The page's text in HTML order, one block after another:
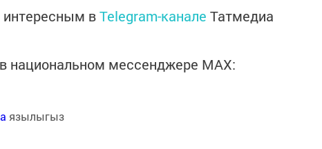
вTelegram-канале Татмедиа
национальном мессенджере MАХ:
язылыгыз